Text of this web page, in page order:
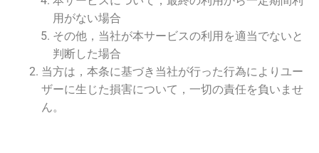
用がない場合
その他，当社が本サービスの利用を適当でないと
判断した場合
当方は，本条に基づき当社が行った行為によりユー
ザーに生じた損害について，一切の責任を負いませ
ん。